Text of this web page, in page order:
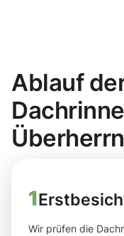
Ablauf
Überherrn
1
Wir prüfen die